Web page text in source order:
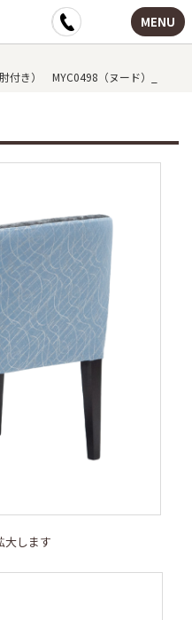
MENU
付き） MYC0498（ヌード）_
大します